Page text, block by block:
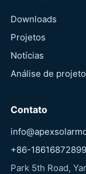
Downloads
Projetos
Notícias
Análise de projeto
Contato
+86-18616872899
Park 5th Road,